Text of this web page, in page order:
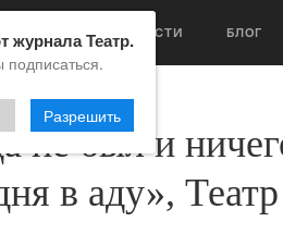
НОВОСТИ БЛОГ
не был и
в аду»,
журнала Театр.
Разрешить